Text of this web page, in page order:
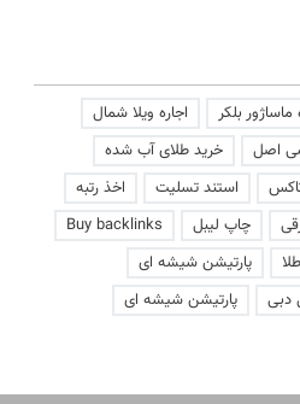
بلکر
اجاره ویلا شمال
اصل
خرید طلای آب شده
استند تسلیت
اخذ رتبه
چاپ لیبل
Buy backlinks
پارتیشن شیشه ای
دبی پارتیشن شیشه ای